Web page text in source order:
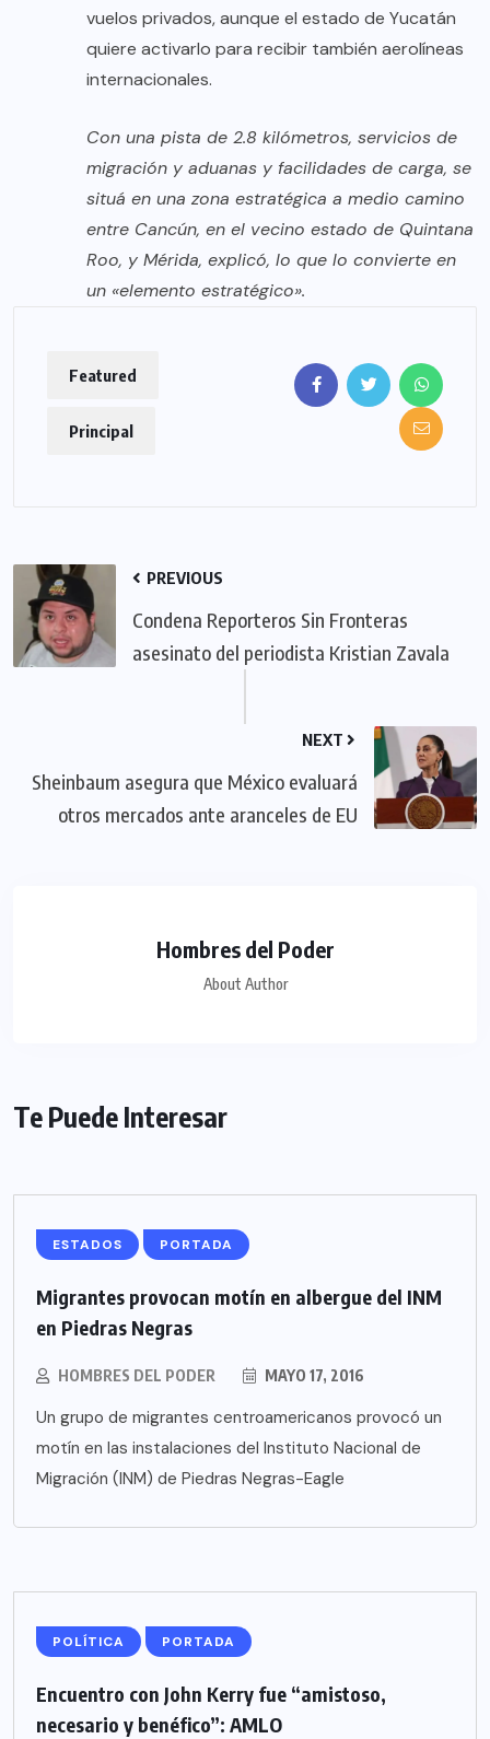
vuelos privados, aunque el estado de Yucatán
quiere activarlo para recibir también aerolíneas
internacionales.
Con una pista de 2.8 kilómetros, servicios de
migración y aduanas y facilidades de carga, se
situá en una zona estratégica a medio camino
entre Cancún, en el vecino estado de Quintana
Roo, y Mérida, explicó, lo que lo convierte en
un «elemento estratégico».
Featured
Principal
PREVIOUS
Condena Reporteros Sin Fronteras
asesinato del periodista Kristian Zavala
NEXT
Sheinbaum asegura que México evaluará
otros mercados ante aranceles de EU
Hombres del Poder
About Author
Te Puede Interesar
ESTADOS PORTADA
Migrantes provocan motín en albergue del INM
en Piedras Negras
HOMBRES DEL PODER MAYO 17, 2016
Un grupo de migrantes centroamericanos provocó un
motín en las instalaciones del Instituto Nacional de
Migración (INM) de Piedras Negras-Eagle
POLÍTICA PORTADA
Encuentro con John Kerry fue “amistoso,
necesario y benéfico”: AMLO